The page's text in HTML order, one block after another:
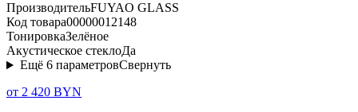
ПроизводительFUYAO GLASS
Код товара00000012148
ТонировкаЗелёное
Акустическое стеклоДа
Ещё 6 параметровСвернуть
от 2 420 BYN